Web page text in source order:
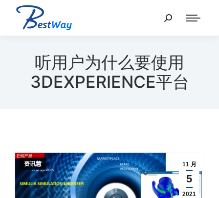
听用户为什么要使用
3DEXPERIENCE平台
11 月
5
2021
资讯慧